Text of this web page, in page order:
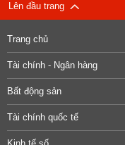
Lên đầu trang
Trang chủ
Tài chính - Ngân hàng
Bất động sản
Tài chính quốc tế